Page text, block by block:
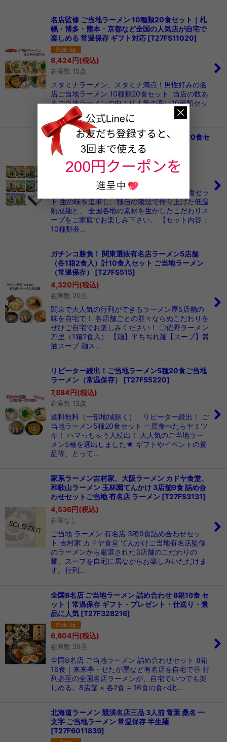
名店監修 ご当地ラーメン 10種類20食セット｜札
幌・博多・熊本・京都など全国の人気店が自宅で
楽しめる 常温保存 ギフト対応 [T27FS11020]
8,424円(税込)
在庫数 15点
スタミナラーメン、スタミナ満点！男性好みの名
店ご当地ラーメン 10種類20食セット 当店の数あ
るご当地ラーメンの中より人気の高い10種類セッ
ト 全国の名店ラーメンをご自…
全国 ご当地 こだわり素材 ラーメン 10種類20食セ
ット（乾麺） ご当地ラーメン 常温保存
[T26HMS11]
4,320円 (税込)
全国ご当地こだわり素材ラーメン10種類20食セッ
ト 生の味を追求し、独自の製法で作り上げた低温
熟成麺と、 全国各地の素材を生かしたこだわりス
ープをご家庭でお楽しみ下さい。 【セット内容：
10種類各…
ガチンコ勝負！ 関東選抜有名店ラーメン5店舗
（各1箱2食入）計10食入セット ご当地ラーメン
（常温保存）
[T27FS515]
4,320円(税込)
在庫数 20点
関東で大人気の行列ができるラーメン屋5店舗の
味を自宅で！ 各店舗ごとの並々ならぬこだわりを
ぜひご自宅でお楽しみください！ 〇佐野ラーメン
万里（1箱2食入） 【麺】平ちぢれ麺【スープ】醤
油スープ 麺ス…
リピーター続出！ご当地ラーメン5種20食ご当地
ラーメン（常温保存）
[T27FS5220]
7,884円(税込)
在庫数 13点
送料無料（一部地域除く） リピーター続出！ ご
当地ラーメン5種20食セット 一度食べたらヤミツ
キ！ ハマっちゃう人続出！ 大人気のご当地ラー
メン5種を選出しました★ ギフトやイベントの景
品等、とって…
家系ラーメン吉村家、大阪ラーメン カドヤ食堂、
和歌山ラーメン 玉林園てんかけ 3店舗9食 詰め合
わせセットご当地 有名店 ラーメン [T27FS3131]
4,536円(税込)
在庫なし
ご当地 ラーメン 有名店 3種9食詰め合わせセッ
ト 吉村家 カドヤ食堂 てんかけご当地有名店監修
のラーメンから厳選された3店舗のこだわりの
麺、スープを自宅に居ながらお楽しみいただけま
す。行列…
全国8名店 ご当地ラーメン 詰め合わせ 8箱16食 セ
ット｜常温保存 ギフト・プレゼント・仕送り・景
品に人気 [T27F328216]
6,804円(税込)
在庫数 39点
全国8名店 ご当地ラーメン 詰め合わせセット 8箱
16食｜来来亭・せたが屋など有名店を自宅で🍜 行
列必至の全国名店ラーメンが、自宅でいつでも楽
しめる。8店舗 × 各2食 = 16食の食べ比…
北海道ラーメン 競演名店三品 3人前 青葉 桑名 一
文字 ご当地ラーメン 常温保存 半生麺
[T27F6011839]